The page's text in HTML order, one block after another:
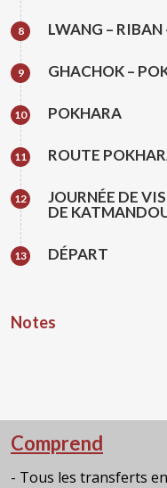
8 LWANG –
9 GHACHOK –
10 POKHARA
11 ROUTE
12
JOURNÉE DE
DE
13 DÉPART
Notes
Comprend
- Tous les transferts